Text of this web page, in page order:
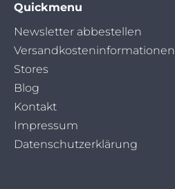
Quickmenu
Navigation
überspringen
Newsletter abbestellen
Versandkosteninformationen
Stores
Blog
Kontakt
Impressum
Datenschutzerklärung